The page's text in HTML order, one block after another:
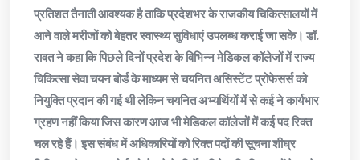
प्रतिशत तैनाती आवश्यक है ताकि प्रदेशभर के राजकीय चिकित्सालयों में
आने वाले मरीजों को बेहतर स्वास्थ्य सुविधाएं उपलब्ध कराई जा सके। डॉ.
रावत ने कहा कि पिछले दिनों प्रदेश के विभिन्न मेडिकल कॉलेजों में राज्य
चिकित्सा सेवा चयन बोर्ड के माध्यम से चयनित असिस्टेंट प्रोफेसर्स को
नियुक्ति प्रदान की गई थी लेकिन चयनित अभ्यर्थियों में से कई ने कार्यभार
ग्रहण नहीं किया जिस कारण आज भी मेडिकल कॉलेजों में कई पद रिक्त
चल रहे हैं। इस संबंध में अधिकारियों को रिक्त पदों की सूचना शीघ्र